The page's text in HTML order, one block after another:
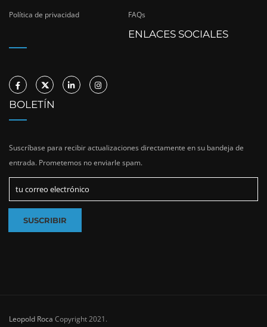
Política de privacidad FAQs
ENLACES SOCIALES
BOLETÍN
Suscríbase para recibir actualizaciones directamente en su bandeja de
entrada. Prometemos no enviarle spam.
Leopold Roca Copyright 2021.